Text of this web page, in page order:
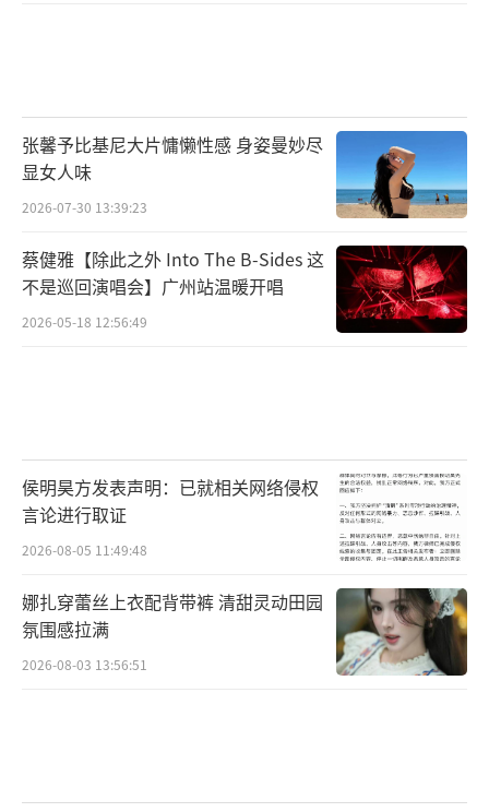
张馨予比基尼大片慵懒性感 身姿曼妙尽
显女人味
2026-07-30 13:39:23
蔡健雅【除此之外 Into The B-Sides 这
不是巡回演唱会】广州站温暖开唱
2026-05-18 12:56:49
侯明昊方发表声明：已就相关网络侵权
言论进行取证
2026-08-05 11:49:48
娜扎穿蕾丝上衣配背带裤 清甜灵动田园
氛围感拉满
2026-08-03 13:56:51